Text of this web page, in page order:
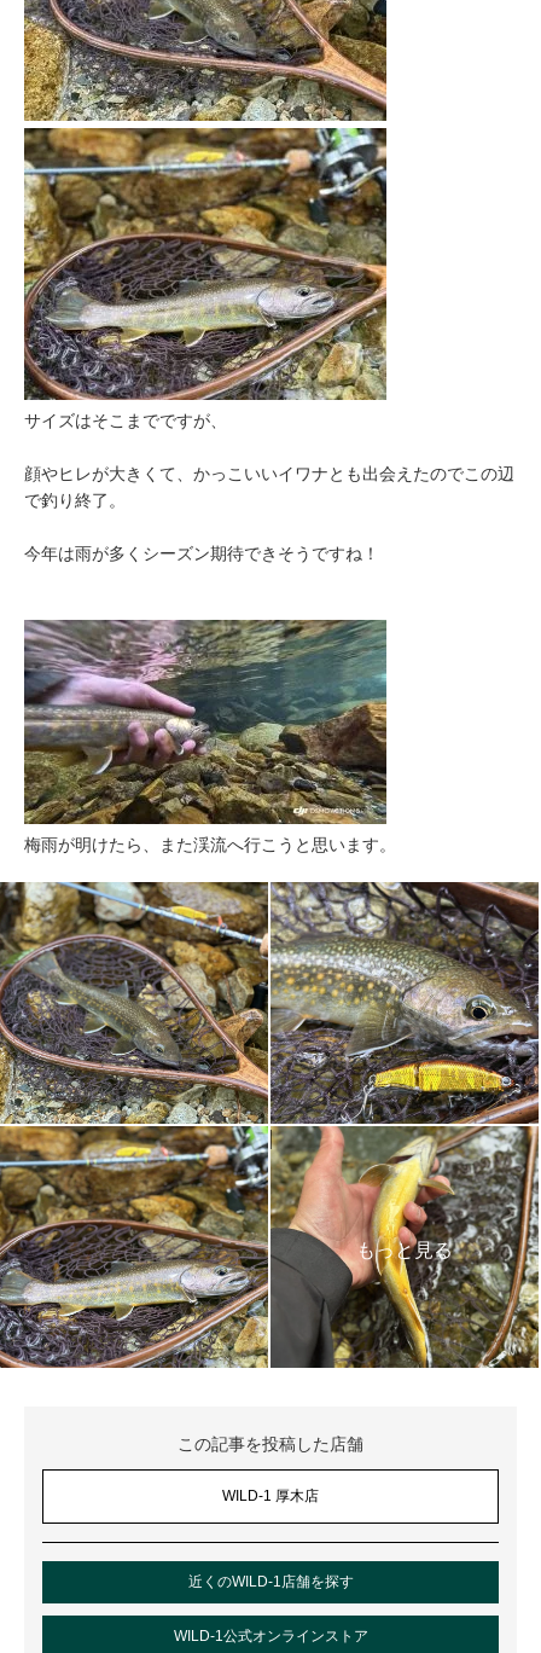
サイズはそこまでですが、
顔やヒレが大きくて、かっこいいイワナとも出会えたのでこの辺
で釣り終了。
今年は雨が多くシーズン期待できそうですね！
梅雨が明けたら、また渓流へ行こうと思います。
この記事を投稿した店舗
WILD-1 厚木店
近くのWILD-1店舗を探す
WILD-1公式オンラインストア